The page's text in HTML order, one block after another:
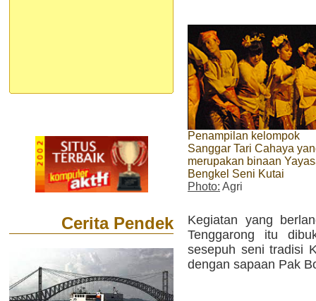
Cerita Pendek
Penampilan kelompok
Sanggar Tari Cahaya
merupakan binaan
Bengkel Seni Kutai
Photo: Agri
Kegiatan yang
Tenggarong itu
sesepuh seni tradisi
dengan sapaan Pak